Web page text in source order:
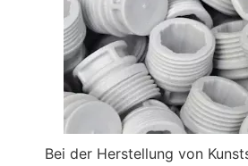
Bei der Herstellung von